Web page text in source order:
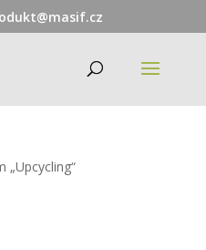
„Upcycling“